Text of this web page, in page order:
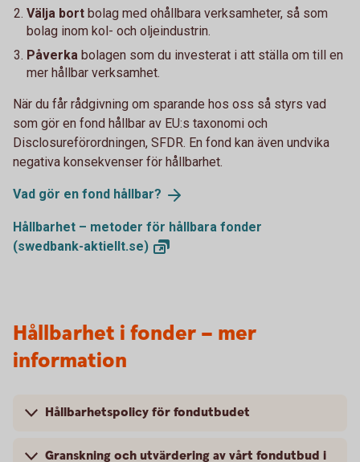
Välja bort bolag med ohållbara verksamheter, så som
bolag inom kol- och oljeindustrin.
Påverka bolagen som du investerat i att ställa om till en
mer hållbar verksamhet.
När du får rådgivning om sparande hos oss så styrs vad
som gör en fond hållbar av EU:s taxonomi och
Disclosureförordningen, SFDR. En fond kan även undvika
negativa konsekvenser för hållbarhet.
Vad gör en fond hållbar?
Hållbarhet – metoder för hållbara fonder
(swedbank-aktiellt.se)
Hållbarhet i fonder – mer
information
Hållbarhetspolicy för fondutbudet
Granskning och utvärdering av vårt fondutbud i